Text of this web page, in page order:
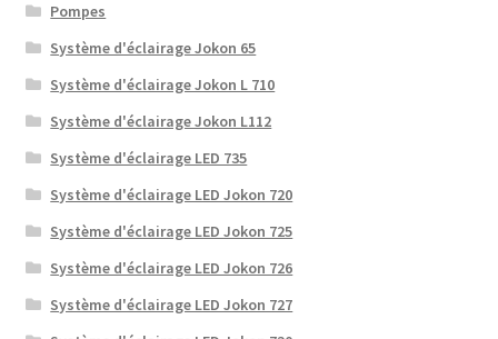
Pompes
Système d'éclairage Jokon 65
Système d'éclairage Jokon L 710
Système d'éclairage Jokon L112
Système d'éclairage LED 735
Système d'éclairage LED Jokon 720
Système d'éclairage LED Jokon 725
Système d'éclairage LED Jokon 726
Système d'éclairage LED Jokon 727